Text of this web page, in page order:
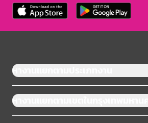
หางานแยกตามประเภทงาน
หางานแยกตามเขตในกรุงเทพมหานคร